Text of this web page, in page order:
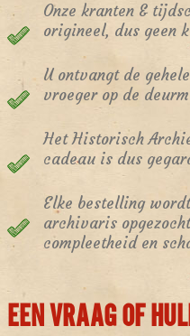
Onze kranten &
origineel, dus geen
U ontvangt de
vroeger op de
Het Historisch
cadeau is dus
Elke bestelling
archivaris
compleetheid en
EEN VRAAG OF